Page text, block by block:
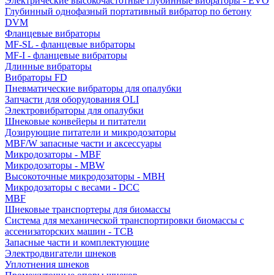
Глубинный однофазный портативный вибратор по бетону
DVM
Фланцевые вибраторы
MF-SL - фланцевые вибраторы
MF-I - фланцевые вибраторы
Длинные вибраторы
Вибраторы FD
Пневматические вибраторы для опалубки
Запчасти для оборудования OLI
Электровибраторы для опалубки
Шнековые конвейеры и питатели
Дозирующие питатели и микродозаторы
MBF/W запасные части и аксессуары
Микродозаторы - MBF
Микродозаторы - MBW
Высокоточные микродозаторы - MBH
Микродозаторы с весами - DCC
MBF
Шнековые транспортеры для биомассы
Система для механической транспортировки биомассы с
ассенизаторских машин - TCB
Запасные части и комплектующие
Электродвигатели шнеков
Уплотнения шнеков